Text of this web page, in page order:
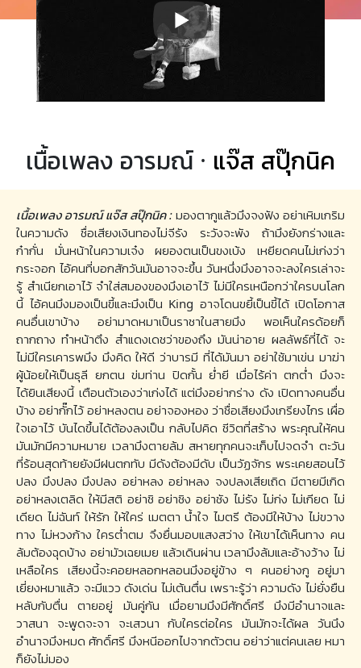
เนื้อเพลง อารมณ์ · แจ๊ส สปุ๊กนิค
เนื้อเพลง อารมณ์ แจ๊ส สปุ๊กนิค : มองตากูแล้วมึงจงฟัง อย่าเหิมเกริม
ในความดัง ชื่อเสียงเงินทองไม่จีรัง ระวังจะพัง ถ้ามึงยังกร่างและ
ก๋ากั่น มั่นหน้าในความเจ๋ง ผยองตนเป็นขงเบ้ง เหยียดคนไม่เก่งว่า
กระจอก ไอ้คนที่บอกสักวันมันอาจจะขึ้น วันหนึ่งมึงอาจจะลงใครเล่าจะ
รู้ สำเนียกเอาไว้ จำใส่สมองของมึงเอาไว้ ไม่มีใครเหนือกว่าใครบนโลก
นี้ ไอ้คนมึงมองเป็นขี้และมึงเป็น King อาจโดนขยี้เป็นขี้ได้ เปิดโอกาส
คนอื่นเขาบ้าง อย่ามาดหมาเป็นราชาในสายมึง พอเห็นใครด้อยก็
ถากถาง ทำหน้าตึง สำแดงเดชว่าของถึง มันน่าอาย ผลลัพธ์ที่ได้ จะ
ไม่มีใครเคารพมึง มึงคิด ให้ดี ว่าบารมี ที่ได้มันมา อย่าใช้มาเข่น มาฆ่า
ผู้น้อยให้เป็นธุลี ยกตน ข่มท่าน ปิดกั้น ย่ำยี เมื่อไร้ค่า ตกต่ำ มึงจะ
ได้ยินเสียงนี้ เตือนตัวเองว่าเก่งได้ แต่มึงอย่ากร่าง ดัง เปิดทางคนอื่น
บ้าง อย่ากั๊กไว้ อย่าหลงตน อย่าจองหอง ว่าชื่อเสียงมึงเกรียงไกร เผื่อ
ใจเอาไว้ บันไดขึ้นได้ต้องลงเป็น กลับไปคิด ชีวิตที่สร้าง พระคุณให้คน
มันมักมีความหมาย เวลามึงตายล้ม สหายทุกคนจะเก็บไปจดจำ ตะวัน
ที่ร้อนสุดท้ายยังมีฝนตกทับ มีดังต้องมีดับ เป็นวัฏจักร พระเคยสอนไว้
ปลง มึงปลง มึงปลง อย่าหลง อย่าหลง จงปลงเสียเถิด มีตายมีเกิด
อย่าหลงเตลิด ให้มีสติ อย่าชิ อย่าชิง อย่าชัง ไม่รัง ไม่ก่ง ไม่เกียด ไม่
เดียด ไม่ฉันท์ ให้รัก ให้ใคร่ เมตตา น้ำใจ ไมตรี ต้องมีให้บ้าง ไม่ขวาง
ทาง ไม่หวงก้าง ใครต่ำตม จึงยื่นมอบแสงสว่าง ให้เขาได้เห็นทาง คน
ล้มต้องฉุดบ้าง อย่ามัวเฉยเมย แล้วเดินผ่าน เวลามึงล้มและอ้างว้าง ไม่
เหลือใคร เสียงนี้จะคอยหลอกหลอนมึงอยู่ข้าง ๆ คนอย่างกู อยู่มา
เยี่ยงหมาแล้ว จะมีแวว ดังเด่น ไม่เต้นตื่น เพราะรู้ว่า ความดัง ไม่ยั่งยืน
หลับกับตื่น ตายอยู่ มันคู่กัน เมื่อยามมึงมีศักดิ์ศรี มึงมีอำนาจและ
วาสนา จะพูดจะจา จะเสวนา กับใครต่อใคร มันมักจะได้ผล วันนึง
อำนาจมึงหมด ศักดิ์ศรี มึงหนีออกไปจากตัวตน อย่าว่าแต่คนเลย หมา
ก็ยังไม่มอง